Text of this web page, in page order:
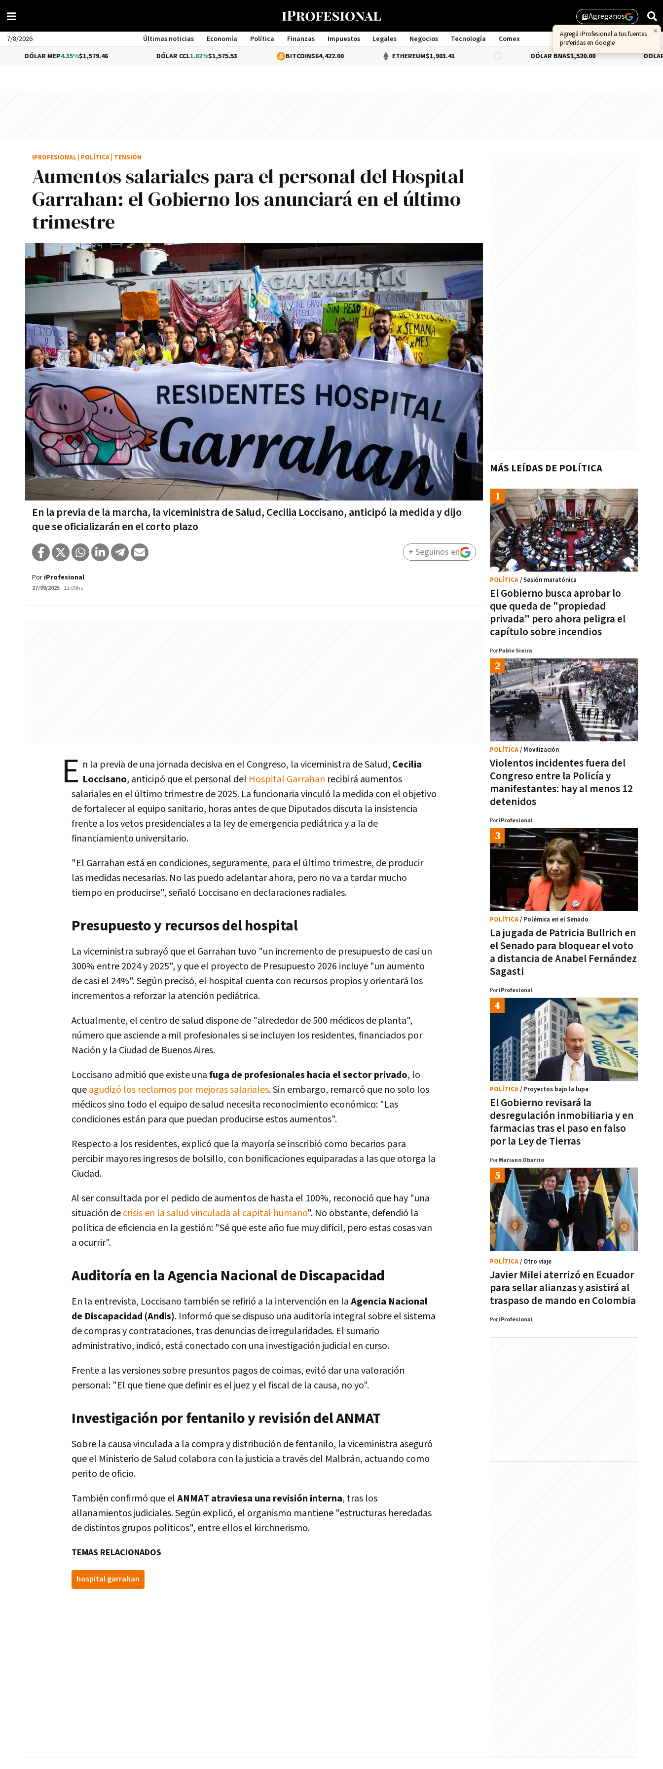
library_addAgreganos
7/8/2026 Últimas noticias Economía Política Finanzas Impuestos Legales Negocios Tecnología
Comex
Management
4.35%$1,579.46 1.02%$1,575.53 $64,422.00 ETHEREUM$1,903.41 DÓLAR BNA $1,520.00 DÓLAR BLUE-
Aumentos salariales para el personal del Hospital
Garrahan: el Gobierno los anunciará en el último
trimestre
En la previa de la marcha, la viceministra de Salud, Cecilia Loccisano, anticipó la medida y dijo
que se oficializarán en el corto plazo
IPROFESIONAL POLÍTICA TENSIÓN
Por iProfesional
17/09/2025- 11:09hs
+ Seguinos en
E n la previa de una jornada decisiva en el Congreso, la viceministra de Salud, Cecilia
Loccisano, anticipó que el personal del Hospital Garrahan recibirá aumentos
salariales en el último trimestre de 2025. La funcionaria vinculó la medida con el objetivo
de fortalecer al equipo sanitario, horas antes de que Diputados discuta la insistencia
frente a los vetos presidenciales a la ley de emergencia pediátrica y a la de
financiamiento universitario.
"El Garrahan está en condiciones, seguramente, para el último trimestre, de producir
las medidas necesarias. No las puedo adelantar ahora, pero no va a tardar mucho
tiempo en producirse", señaló Loccisano en declaraciones radiales.
Presupuesto y recursos del hospital
La viceministra subrayó que el Garrahan tuvo "un incremento de presupuesto de casi un
300% entre 2024 y 2025", y que el proyecto de Presupuesto 2026 incluye "un aumento
de casi el 24%". Según precisó, el hospital cuenta con recursos propios y orientará los
incrementos a reforzar la atención pediátrica.
Actualmente, el centro de salud dispone de "alrededor de 500 médicos de planta",
número que asciende a mil profesionales si se incluyen los residentes, financiados por
Nación y la Ciudad de Buenos Aires.
Loccisano admitió que existe unafuga de profesionales hacia el sector privado, lo
queagudizó los reclamos por mejoras salariales. Sin embargo, remarcó que no solo los
médicos sino todo el equipo de salud necesita reconocimiento económico: "Las
condiciones están para que puedan producirse estos aumentos".
Respecto a los residentes, explicó que la mayoría se inscribió como becarios para
percibir mayores ingresos de bolsillo, con bonificaciones equiparadas a las que otorga la
Ciudad.
Al ser consultada por el pedido de aumentos de hasta el 100%, reconoció que hay "una
situación decrisis en la salud vinculada al capital humano". No obstante, defendió la
política de eficiencia en la gestión: "Sé que este año fue muy difícil, pero estas cosas van
a ocurrir".
Auditoría en la Agencia Nacional de Discapacidad
En la entrevista, Loccisano también se refirió a la intervención en laAgencia Nacional
de Discapacidad (Andis). Informó que se dispuso una auditoría integral sobre el sistema
de compras y contrataciones, tras denuncias de irregularidades. El sumario
administrativo, indicó, está conectado con una investigación judicial en curso.
Frente a las versiones sobre presuntos pagos de coimas, evitó dar una valoración
personal: "El que tiene que definir es el juez y el fiscal de la causa, no yo".
Investigación por fentanilo y revisión del ANMAT
Sobre la causa vinculada a la compra y distribución de fentanilo, la viceministra aseguró
que el Ministerio de Salud colabora con la justicia a través del Malbrán, actuando como
perito de oficio.
También confirmó que elANMAT atraviesa una revisión interna, tras los
allanamientos judiciales. Según explicó, el organismo mantiene "estructuras heredadas
de distintos grupos políticos", entre ellos el kirchnerismo.
TEMAS RELACIONADOS
hospital garrahan
MÁS LEÍDAS DE POLÍTICA
El Gobierno busca aprobar lo
que queda de "propiedad
privada" pero ahora peligra el
capítulo sobre incendios
POLÍTICA/ Sesión maratónica
Por Pablo Sieira
Violentos incidentes fuera del
Congreso entre la Policía y
manifestantes: hay al menos 12
detenidos
POLÍTICA/ Movilización
Por iProfesional
La jugada de Patricia Bullrich en
el Senado para bloquear el voto
a distancia de Anabel Fernández
Sagasti
POLÍTICA/ Polémica en el Senado
Por iProfesional
El Gobierno revisará la
desregulación inmobiliaria y en
farmacias tras el paso en falso
por la Ley de Tierras
POLÍTICA/ Proyectos bajo la lupa
Por Mariano Obarrio
Javier Milei aterrizó en Ecuador
para sellar alianzas y asistirá al
traspaso de mando en Colombia
POLÍTICA/ Otro viaje
Por iProfesional